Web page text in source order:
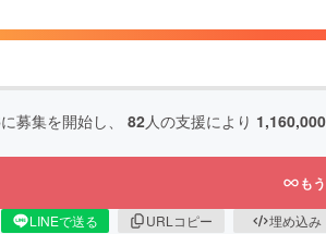
に募集を開始し、 82人の支援により 1,160,000
も
LINEで送る URLコピー 埋め込み